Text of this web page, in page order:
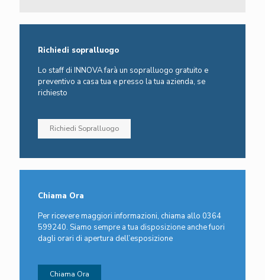
Richiedi sopralluogo
Lo staff di INNOVA farà un sopralluogo gratuito e
preventivo a casa tua e presso la tua azienda, se
richiesto
Richiedi Sopralluogo
Chiama Ora
Per ricevere maggiori informazioni, chiama allo 0364
599240. Siamo sempre a tua disposizione anche fuori
dagli orari di apertura dell’esposizione
Chiama Ora